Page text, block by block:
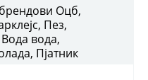
Оцб,
Пез,
вода,
Пјатник